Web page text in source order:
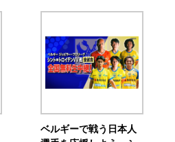
ベルギーで戦う日本人